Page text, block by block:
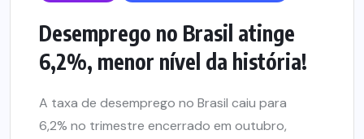
Desemprego no Brasil atinge
6,2%, menor nível da história!
A taxa de desemprego no Brasil caiu para
6,2% no trimestre encerrado em outubro,